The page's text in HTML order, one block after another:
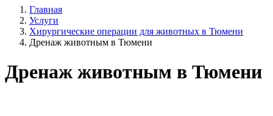
Главная
Услуги
Хирургические операции для животных в Тюмени
Дренаж животным в Тюмени
Дренаж животным в Тюмени